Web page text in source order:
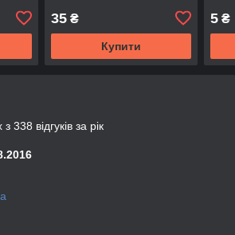
35₴
Купити
5 ₴
338 відгуків за рік